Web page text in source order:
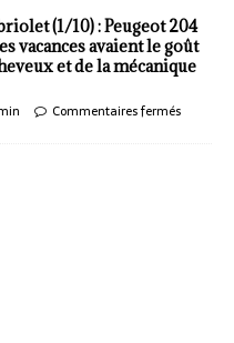
(1/10) : Peugeot 204
vacances avaient le goût
et de la mécanique
Commentaires fermés